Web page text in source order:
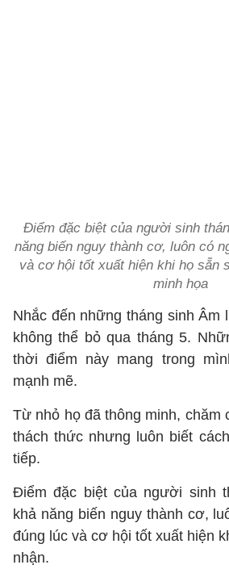
Điểm đặc biệt của người sinh
năng biến nguy thành cơ, luôn có
và cơ hội tốt xuất hiện khi họ sẵn
minh họa
Nhắc đến những tháng sinh Âm
không thể bỏ qua tháng 5.
thời điểm này mang trong
mạnh mẽ.
Từ nhỏ họ đã thông minh, chăm
thách thức nhưng luôn biết
tiếp.
Điểm đặc biệt của người sinh
khả năng biến nguy thành cơ,
đúng lúc và cơ hội tốt xuất hiện
nhận.